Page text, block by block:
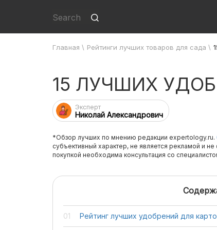
Главная \ Рейтинги лучших товаров для сада \
15 ЛУЧШИХ
Эксперт
Николай Александрович
*Обзор лучших по мнению редакции expertology.ru.
субъективный характер, не является рекламой и
покупкой необходима консультация со
Рейтинг лучших удобрений для